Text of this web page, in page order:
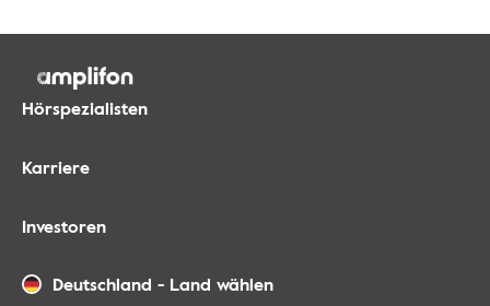
Hörspezialisten
Karriere
Investoren
Deutschland - Land wählen